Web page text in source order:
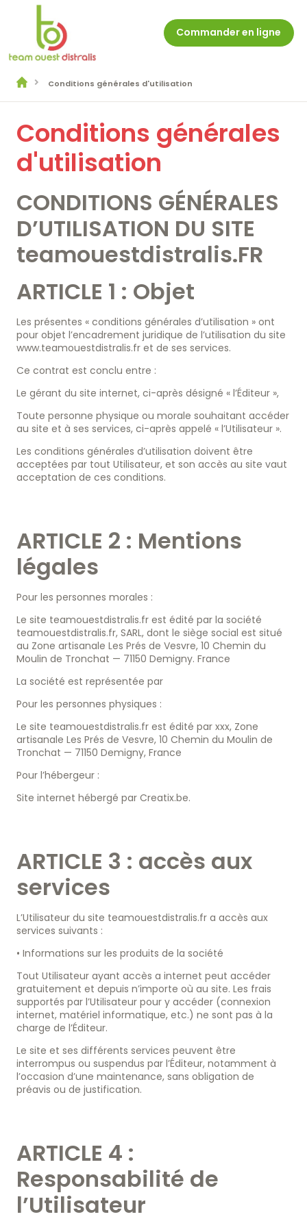
Commander en ligne
Conditions générales d'utilisation
Conditions générales
d'utilisation
CONDITIONS GÉNÉRALES
D’UTILISATION DU SITE
teamouestdistralis.FR
ARTICLE 1 : Objet
Les présentes « conditions générales d’utilisation » ont
pour objet l’encadrement juridique de l’utilisation du site
www.teamouestdistralis.fr et de ses services.
Ce contrat est conclu entre :
Le gérant du site internet, ci-après désigné « l’Éditeur »,
Toute personne physique ou morale souhaitant accéder
au site et à ses services, ci-après appelé « l’Utilisateur ».
Les conditions générales d’utilisation doivent être
acceptées par tout Utilisateur, et son accès au site vaut
acceptation de ces conditions.
ARTICLE 2 : Mentions
légales
Pour les personnes morales :
Le site teamouestdistralis.fr est édité par la société
teamouestdistralis.fr, SARL, dont le siège social est situé
au Zone artisanale Les Prés de Vesvre, 10 Chemin du
Moulin de Tronchat — 71150 Demigny. France
La société est représentée par
Pour les personnes physiques :
Le site teamouestdistralis.fr est édité par xxx, Zone
artisanale Les Prés de Vesvre, 10 Chemin du Moulin de
Tronchat — 71150 Demigny, France
Pour l’hébergeur :
Site internet hébergé par Creatix.be.
ARTICLE 3 : accès aux
services
L’Utilisateur du site teamouestdistralis.fr a accès aux
services suivants :
• Informations sur les produits de la société
Tout Utilisateur ayant accès a internet peut accéder
gratuitement et depuis n’importe où au site. Les frais
supportés par l’Utilisateur pour y accéder (connexion
internet, matériel informatique, etc.) ne sont pas à la
charge de l’Éditeur.
Le site et ses différents services peuvent être
interrompus ou suspendus par l’Éditeur, notamment à
l’occasion d’une maintenance, sans obligation de
préavis ou de justification.
ARTICLE 4 :
Responsabilité de
l’Utilisateur
Accueil
Nos clients
Artisan Boucher-Charcutier-Traiteur
Artisan Boulanger-Pâtissier
Magasin de proximité
Restaurateur
Collectivité
Catalogues
Nos engagement RSE
Nos offres d'emplois
Contact
Tél+33 2 30 21 01 21E-mail
contact@teamouestdistralis.fr